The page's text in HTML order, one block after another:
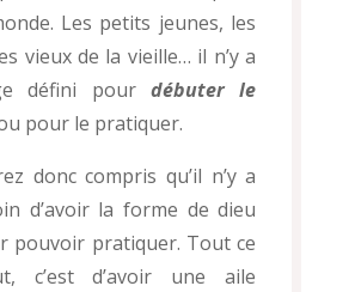
Les petits jeunes, les
vieux de la vieille… il n’y a
défini pour débuter le
pour le pratiquer.
donc compris qu’il n’y a
d’avoir la forme de dieu
pouvoir pratiquer. Tout ce
c’est d’avoir une aile